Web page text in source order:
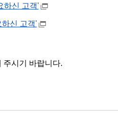
하신 고객'
신 고객'
주시기 바랍니다.